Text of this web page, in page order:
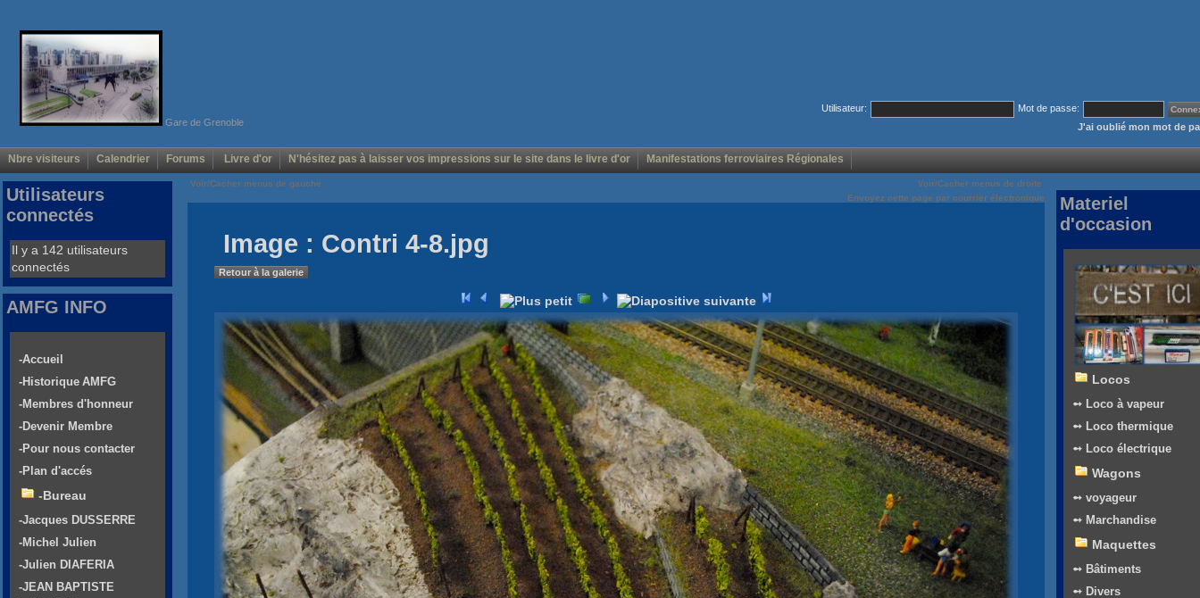
Gare de Grenoble
Utilisateur:
Mot de passe:
J'ai oublié mon mot de
Nbre visiteurs Calendrier Forums Livre d'or N'hésitez pas à laisser vos impressions sur le site dans le livre d'or Manifestations ferroviaires Régionales
Voir/Cacher menus de gauche
Voir/Cacher menus de droite
Envoyez cette page par courrier électronique
Image : Contri 4-8.jpg
Retour à la galerie
Utilisateurs
connectés
Il y a 142 utilisateurs
connectés
AMFG INFO
-Accueil
-Historique AMFG
-Membres d'honneur
-Devenir Membre
-Pour nous contacter
-Plan d'accés
-Bureau
-Jacques DUSSERRE
-Michel Julien
-Julien DIAFERIA
-JEAN BAPTISTE
Materiel
d'occasion
Locos
➻ Loco à vapeur
➻ Loco thermique
➻ Loco électrique
Wagons
➻ voyageur
➻ Marchandise
Maquettes
➻ Bâtiments
➻ Divers